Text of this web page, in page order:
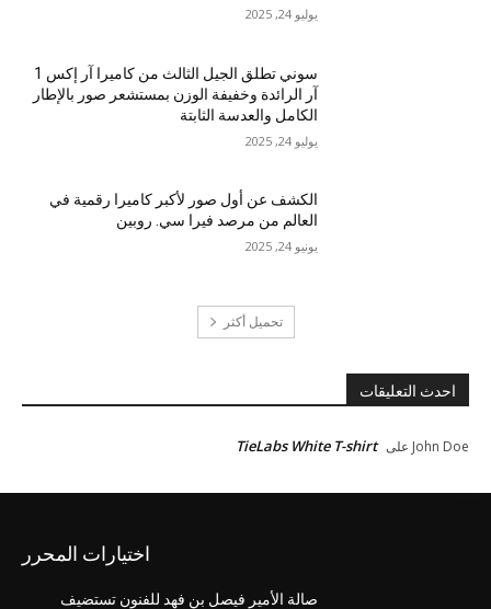
يوليو 24, 2025
سوني تطلق الجيل الثالث من كاميرا آر إكس 1
آر الرائدة وخفيفة الوزن بمستشعر صور بالإطار
الكامل والعدسة الثابتة
يوليو 24, 2025
الكشف عن أول صور لأكبر كاميرا رقمية في
العالم من مرصد فيرا سي. روبين
يونيو 24, 2025
تحميل أكثر
احدث التعليقات
John Doe على TieLabs White T-shirt
اختيارات المحرر
صالة الأمير فيصل بن فهد للفنون تستضيف